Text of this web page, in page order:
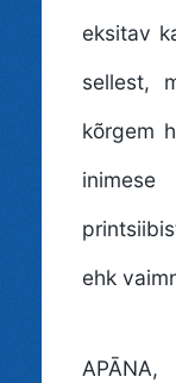
eksitav
sellest,
kõrgem
ehk
APĀNA,